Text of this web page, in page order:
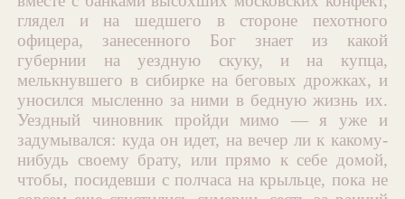
глядел и на шедшего в стороне пехотного
офицера, занесенного Бог знает из какой
губернии на уездную скуку, и на купца,
мелькнувшего в сибирке на беговых дрожках, и
уносился мысленно за ними в бедную жизнь их.
Уездный чиновник пройди мимо — я уже и
задумывался: куда он идет, на вечер ли к какому-
нибудь своему брату, или прямо к себе домой,
чтобы, посидевши с полчаса на крыльце, пока не